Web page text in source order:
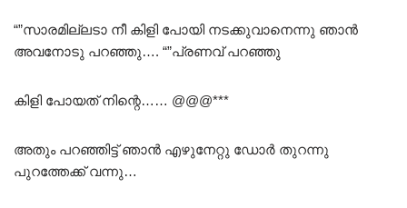
“”സാരമില്ലടാ നീ കിളി പോയി നടക്കുവാനെന്നു ഞാൻ
അവനോടു പറഞ്ഞു…. “”പ്രണവ് പറഞ്ഞു
കിളി പോയത് നിന്റെ…… @@@***
അതും പറഞ്ഞിട്ട് ഞാൻ എഴുനേറ്റു ഡോർ തുറന്നു
പുറത്തേക്ക് വന്നു…